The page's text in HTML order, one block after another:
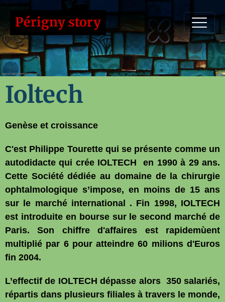
Périgny story
Ioltech
Genèse et croissance
C'est Philippe Tourette qui se présente comme un
autodidacte qui crée IOLTECH en 1990 à 29 ans.
Cette Société dédiée au domaine de la chirurgie
ophtalmologique s’impose, en moins de 15 ans
sur le marché international . Fin 1998, IOLTECH
est introduite en bourse sur le second marché de
Paris. Son chiffre d'affaires est rapidemùent
multiplié par 6 pour atteindre 60 milions d'Euros
fin 2004.
L’effectif de IOLTECH dépasse alors 350 salariés,
répartis dans plusieurs filiales à travers le monde,